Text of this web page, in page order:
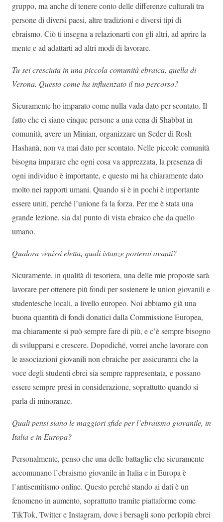
gruppo, ma anche di tenere conto delle differenze culturali tra
persone di diversi paesi, altre tradizioni e diversi tipi di
ebraismo. Ciò ti insegna a relazionarti con gli altri, ad aprire la
mente e ad adattarti ad altri modi di lavorare.
Tu sei cresciuta in una piccola comunità ebraica, quella di
Verona. Questo come ha influenzato il tuo percorso?
Sicuramente ho imparato come nulla vada dato per scontato. Il
fatto che ci siano cinque persone a una cena di Shabbat in
comunità, avere un Minian, organizzare un Seder di Rosh
Hashanà, non va mai dato per scontato. Nelle piccole comunità
bisogna imparare che ogni cosa va apprezzata, la presenza di
ogni individuo è importante, e questo mi ha chiaramente dato
molto nei rapporti umani. Quando si è in pochi è importante
essere uniti, perché l’unione fa la forza. Per me è stata una
grande lezione, sia dal punto di vista ebraico che da quello
umano.
Qualora venissi eletta, quali istanze porterai avanti?
Sicuramente, in qualità di tesoriera, una delle mie proposte sarà
lavorare per ottenere più fondi per sostenere le union giovanili e
studentesche locali, a livello europeo. Noi abbiamo già una
buona quantità di fondi donatici dalla Commissione Europea,
ma chiaramente si può sempre fare di più, e c’è sempre bisogno
di svilupparsi e crescere. Dopodiché, vorrei anche lavorare con
le associazioni giovanili non ebraiche per assicurarmi che la
voce degli studenti ebrei sia sempre rappresentata, e possano
essere sempre presi in considerazione, soprattutto quando si
parla di minoranze.
Quali pensi siano le maggiori sfide per l’ebraismo giovanile, in
Italia e in Europa?
Personalmente, penso che una delle battaglie che sicuramente
accomunano l’ebraismo giovanile in Italia e in Europa è
l’antisemitismo online. Questo perché stando ai dati è un
fenomeno in aumento, soprattutto tramite piattaforme come
TikTok, Twitter e Instagram, dove i bersagli sono perlopiù ebrei